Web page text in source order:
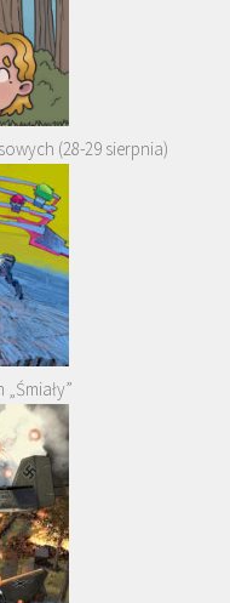
(28-29 sierpnia)